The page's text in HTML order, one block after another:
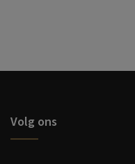
Volg ons